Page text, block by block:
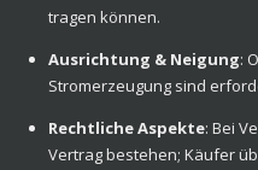
tragen können.
Ausrichtung & Neigung:
Stromerzeugung sind
Rechtliche Aspekte: Bei
Vertrag bestehen; Käufer